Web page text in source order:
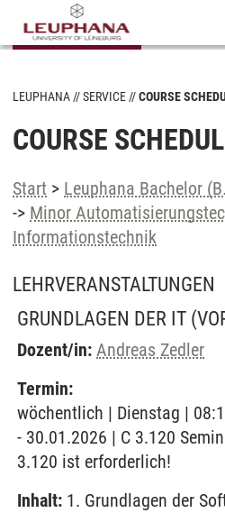
LEUPHANA SERVICE COURSE
COURSE
Start > Leuphana Bachelor
-> Minor
Informationstechnik
LEHRVERANSTALTUNGEN
GRUNDLAGEN DER IT
Dozent/in: Andreas Zedler
Termin:
wöchentlich | Dienstag |
- 30.01.2026 | C 3.120
3.120 ist erforderlich!
Inhalt: 1. Grundlagen der